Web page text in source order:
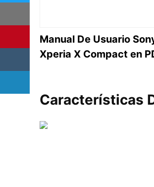
Manual De Usuario
Xperia X Compact en
Características